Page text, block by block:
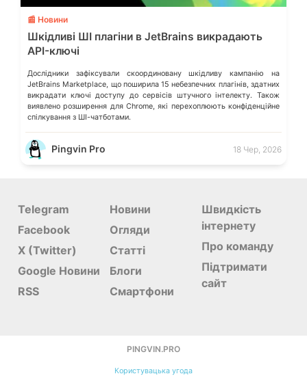
📰 Новини
Шкідливі ШІ плагіни в JetBrains викрадають
API-ключі
Дослідники зафіксували скоординовану шкідливу кампанію на
JetBrains Marketplace, що поширила 15 небезпечних плагінів, здатних
викрадати ключі доступу до сервісів штучного інтелекту. Також
виявлено розширення для Chrome, які перехоплюють конфіденційне
спілкування з ШІ-чатботами.
Pingvin Pro 18 Чер, 2026
Telegram
Facebook
X (Twitter)
Google Новини
RSS
Новини
Огляди
Статті
Блоги
Смартфони
Швидкість
інтернету
Про команду
Підтримати
сайт
PINGVIN.PRO
Користувацька угода